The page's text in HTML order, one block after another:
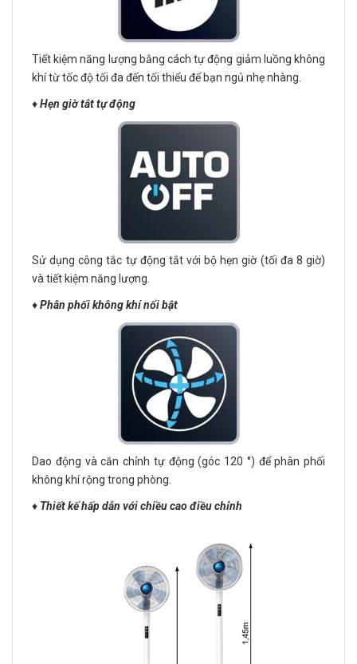
Tiết kiệm năng lượng bằng cách tự động giảm luồng không
khí từ tốc độ tối đa đến tối thiểu để bạn ngủ nhẹ nhàng.
♦️Hẹn giờ tắt tự động
Sử dụng công tắc tự động tắt với bộ hẹn giờ (tối đa 8 giờ)
và tiết kiệm năng lượng.
♦️Phân phối không khí nổi bật
Dao động và căn chỉnh tự động (góc 120 °) để phân phối
không khí rộng trong phòng.
♦️ Thiết kế hấp dẫn với chiều cao điều chỉnh